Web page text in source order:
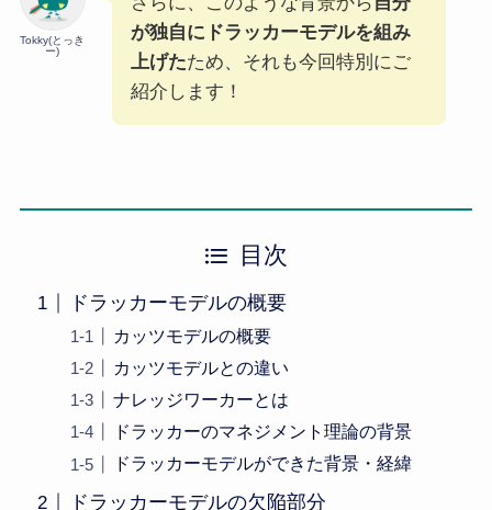
Tokky(とっき
ー)
が独自にドラッカーモデルを組み
上げたため、それも今回特別にご
紹介します！
目次
ドラッカーモデルの概要
カッツモデルの概要
カッツモデルとの違い
ナレッジワーカーとは
ドラッカーのマネジメント理論の背景
ドラッカーモデルができた背景・経緯
ドラッカーモデルの欠陥部分